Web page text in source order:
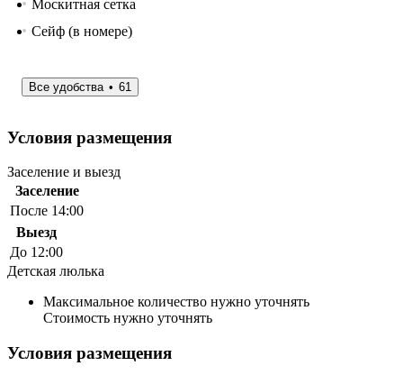
Москитная сетка
Сейф (в номере)
Все удобства 61
Условия размещения
Заселение и выезд
Заселение
После 14:00
Выезд
До 12:00
Детская люлька
Максимальное количество нужно уточнять
Стоимость нужно уточнять
Условия размещения